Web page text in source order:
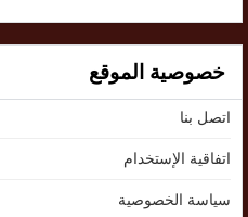
خصوصية الموقع
اتصل بنا
اتفاقية الإستخدام
سياسة الخصوصية